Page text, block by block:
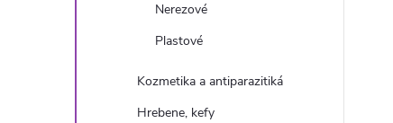
Nerezové
Plastové
Kozmetika a antiparazitiká
Hrebene, kefy